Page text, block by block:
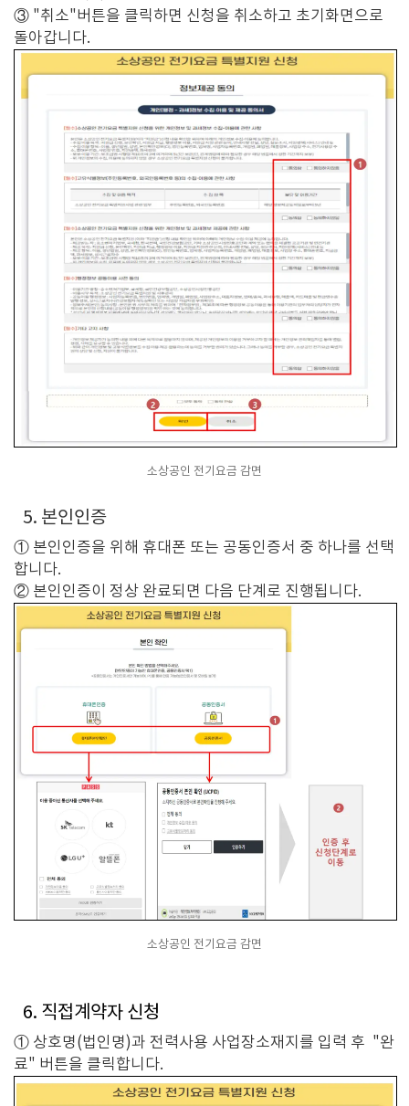
③ "취소"버튼을 클릭하면 신청을 취소하고 초기화면으로
돌아갑니다.
소상공인 전기요금 감면
5. 본인인증
① 본인인증을 위해 휴대폰 또는 공동인증서 중 하나를 선택
합니다.
② 본인인증이 정상 완료되면 다음 단계로 진행됩니다.
소상공인 전기요금 감면
6. 직접계약자 신청
① 상호명(법인명)과 전력사용 사업장소재지를 입력 후 "완
료" 버튼을 클릭합니다.